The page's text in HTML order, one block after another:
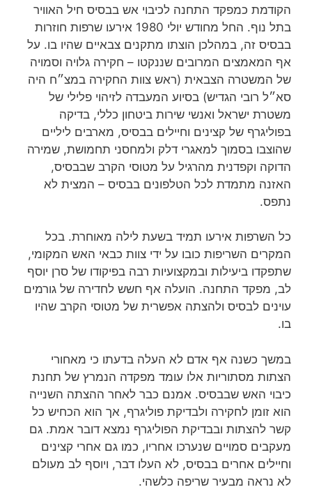
הקודמת כמפקד התחנה לכיבוי אש בבסיס חיל האוויר
בתל נוף. החל מחודש יולי 1980 אירעו שרפות חוזרות
בבסיס זה, במהלכן הוצתו מתקנים צבאיים שהיו בו. על
אף המאמצים המרובים שננקטו – חקירה גלויה וסמויה
של המשטרה הצבאית (ראש צוות החקירה במצ״ח היה
סא״ל רובי הגדיש) בסיוע המעבדה לזיהוי פלילי של
משטרת ישראל ואנשי שירות ביטחון כללי, בדיקה
בפוליגרף של קצינים וחיילים בבסיס, מארבים ליליים
שהוצבו בסמוך למאגרי דלק ולמחסני תחמושת, שמירה
הדוקה וקפדנית מהרגיל על מטוסי הקרב שבבסיס,
האזנה מתמדת לכל הטלפונים בבסיס – המצית לא
נתפס.
כל השרפות אירעו תמיד בשעת לילה מאוחרת. בכל
המקרים השריפות כובו על ידי צוות כבאי האש המקומי,
שתפקדו ביעילות ובמקצועיות רבה בפיקודו של סרן יוסף
לב, מפקד התחנה. הועלה אף חשש לחדירה של גורמים
עוינים לבסיס ולהצתה אפשרית של מטוסי הקרב שהיו
בו.
במשך כשנה אף אדם לא העלה בדעתו כי מאחורי
הצתות מסתוריות אלו עומד מפקדה הנמרץ של תחנת
כיבוי האש שבבסיס. אמנם כבר לאחר ההצתה השנייה
הוא זומן לחקירה ולבדיקת פוליגרף, אך הוא הכחיש כל
קשר להצתות ובבדיקת הפוליגרף נמצא דובר אמת. גם
מעקבים סמויים שנערכו אחריו, כמו גם אחרי קצינים
וחיילים אחרים בבסיס, לא העלו דבר, ויוסף לב מעולם
לא נראה מבעיר שריפה כלשהי.